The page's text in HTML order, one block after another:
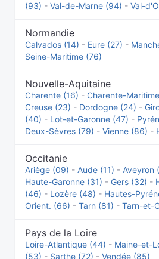
(93) - Val-de-Marne (94) - Val-
Normandie
Calvados (14) - Eure (27) -
Seine-Maritime (76)
Nouvelle-Aquitaine
Charente (16) - Charente-
Creuse (23) - Dordogne (24) -
(40) - Lot-et-Garonne (47) -
Deux-Sèvres (79) - Vienne (86) -
Occitanie
Ariège (09) - Aude (11) - Aveyron
Haute-Garonne (31) - Gers (32) -
(46) - Lozère (48) - Hautes-
Orient. (66) - Tarn (81) - Tarn-et-
Pays de la Loire
Loire-Atlantique (44) - Maine-et-
(53) - Sarthe (72) - Vendée (85)